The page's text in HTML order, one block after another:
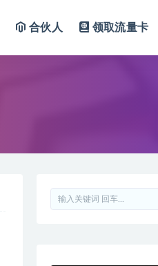
合伙人 领取流量卡